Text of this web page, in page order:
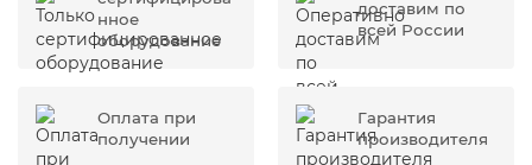
нное
оборудование
доставим по
всей России
Оплата при
получении
Гарантия
производителя